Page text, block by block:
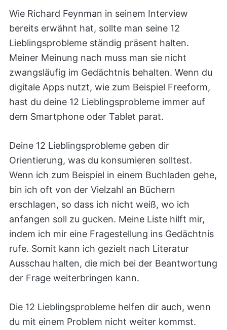
Wie Richard Feynman in seinem Interview
bereits erwähnt hat, sollte man seine 12
Lieblingsprobleme ständig präsent halten.
Meiner Meinung nach muss man sie nicht
zwangsläufig im Gedächtnis behalten. Wenn du
digitale Apps nutzt, wie zum Beispiel Freeform,
hast du deine 12 Lieblingsprobleme immer auf
dem Smartphone oder Tablet parat.
Deine 12 Lieblingsprobleme geben dir
Orientierung, was du konsumieren solltest.
Wenn ich zum Beispiel in einem Buchladen gehe,
bin ich oft von der Vielzahl an Büchern
erschlagen, so dass ich nicht weiß, wo ich
anfangen soll zu gucken. Meine Liste hilft mir,
indem ich mir eine Fragestellung ins Gedächtnis
rufe. Somit kann ich gezielt nach Literatur
Ausschau halten, die mich bei der Beantwortung
der Frage weiterbringen kann.
Die 12 Lieblingsprobleme helfen dir auch, wenn
du mit einem Problem nicht weiter kommst.